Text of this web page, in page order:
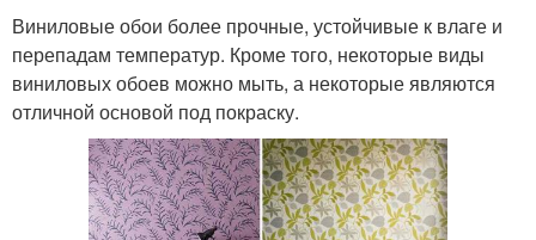
Виниловые обои более прочные, устойчивые к влаге и
перепадам температур. Кроме того, некоторые виды
виниловых обоев можно мыть, а некоторые являются
отличной основой под покраску.